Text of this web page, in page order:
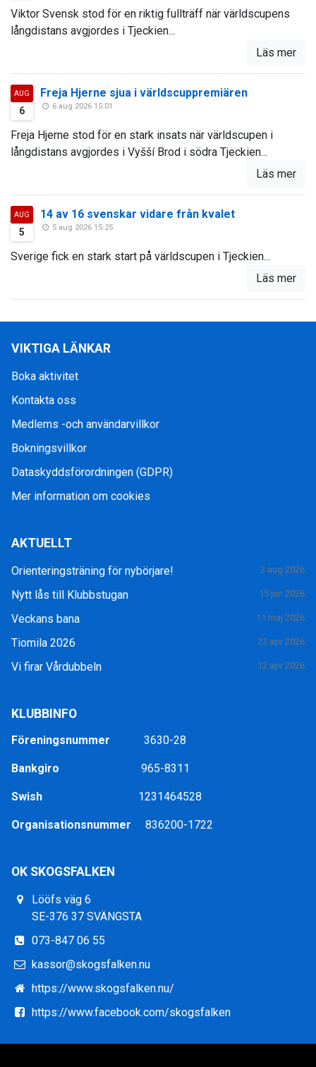
Viktor Svensk stod för en riktig fullträff när världscupens
långdistans avgjordes i Tjeckien...
Läs mer
AUG
6
Freja Hjerne sjua i världscuppremiären
6 aug 2026 15:01
Freja Hjerne stod för en stark insats när världscupen i
långdistans avgjordes i Vyšší Brod i södra Tjeckien...
Läs mer
AUG
5
14 av 16 svenskar vidare från kvalet
5 aug 2026 15:25
Sverige fick en stark start på världscupen i Tjeckien...
Läs mer
VIKTIGA LÄNKAR
Boka aktivitet
Kontakta oss
Medlems -och användarvillkor
Bokningsvillkor
Dataskyddsförordningen (GDPR)
Mer information om cookies
AKTUELLT
Orienteringsträning för nybörjare! 3 aug 2026
Nytt lås till Klubbstugan 15 jun 2026
Veckans bana 11 maj 2026
Tiomila 2026 23 apr 2026
Vi firar Vårdubbeln 12 apr 2026
KLUBBINFO
Föreningsnummer 3630-28
Bankgiro 965-8311
Swish 1231464528
Organisationsnummer 836200-1722
OK SKOGSFALKEN
Lööfs väg 6
SE-376 37 SVÄNGSTA
073-847 06 55
kassor@skogsfalken.nu
https://www.skogsfalken.nu/
https://www.facebook.com/skogsfalken